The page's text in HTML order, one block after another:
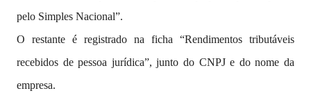
pelo Simples Nacional”.
O restante é registrado na ficha “Rendimentos tributáveis
recebidos de pessoa jurídica”, junto do CNPJ e do nome da
empresa.